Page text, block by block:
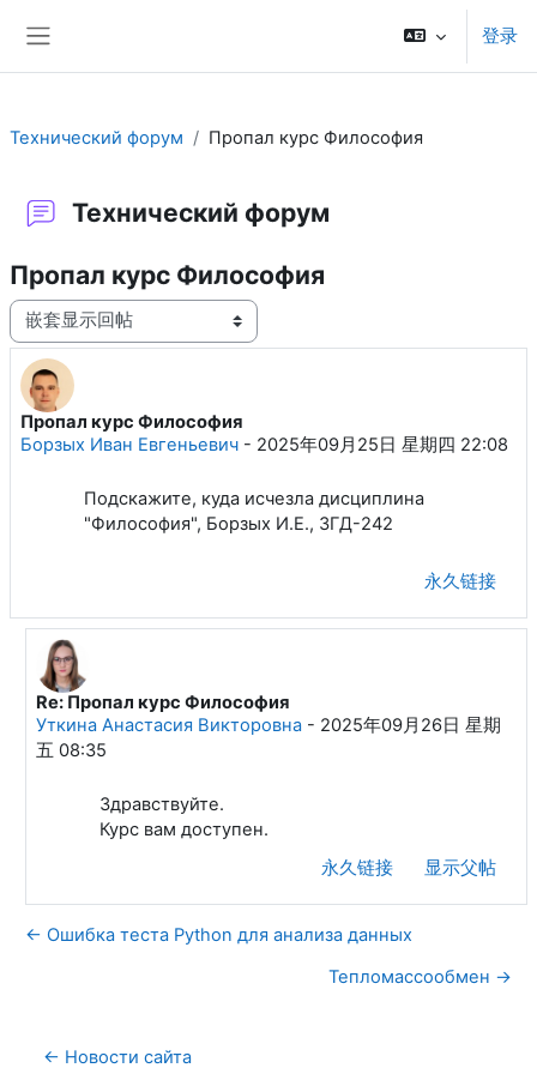
登录
Технический форум Пропал курс Философия
Технический форум
Пропал курс Философия
显示模式
Пропал курс Философия
Борзых Иван Евгеньевич - 2025年09月25日 星期四 22:08
回帖数：1
Подскажите, куда исчезла дисциплина
"Философия", Борзых И.Е., ЗГД-242
永久链接
回复Борзых Иван Евгеньевич
Re: Пропал курс Философия
Уткина Анастасия Викторовна- 2025年09月26日 星期
五 08:35
Здравствуйте.
Курс вам доступен.
永久链接
显示父帖
← Ошибка теста Python для анализа данных
Тепломассообмен →
← Новости сайта